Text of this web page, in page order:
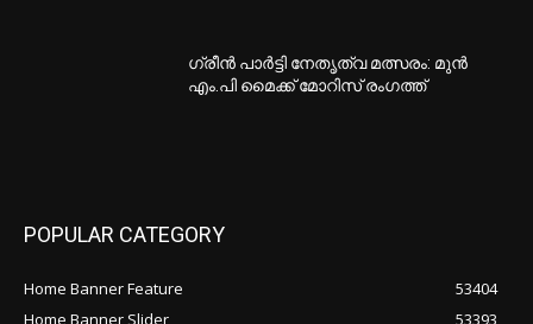
ഗ്രീന്‍ പാര്‍ട്ടി നേതൃത്വ മത്സരം: മുന്‍
എം.പി മൈക്ക് മോറിസ് രംഗത്ത്
POPULAR CATEGORY
Home Banner Feature
53404
Home Banner Slider
53393